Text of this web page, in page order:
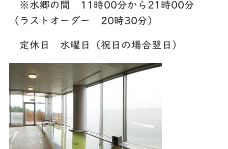
※水郷の間 11時00分から21時00分
（ラストオーダー 20時30分）
定休日 水曜日（祝日の場合翌日）